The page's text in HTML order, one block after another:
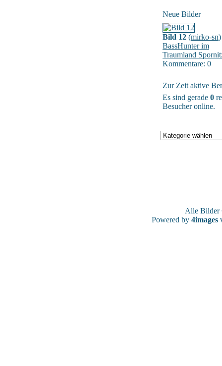
Neue Bilder
Bild 12 (mirko-sn)
BassHunter im
Traumland
Kommentare: 0
Zur Zeit aktive
Es sind gerade 0
Besucher online.
Alle
Powered by 4images